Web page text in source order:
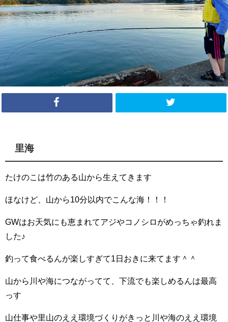
里海
たけのこは竹のある山から生えてきます
ほなけど、山から10分以内でこんな海！！！
GWはお天気にも恵まれてアジやコノシロがめっちゃ釣れま
した♪
釣って食べるんが楽しすぎて1日おきに来てます＾＾
山から川や海につながってて、下流でも楽しめるんは最高
っす
山仕事や里山のええ環境づくりがきっと川や海のええ環境